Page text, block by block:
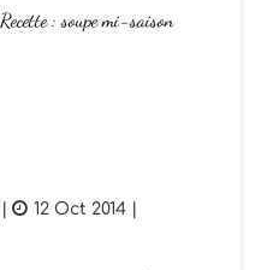
Recette : soupe mi-saison
| 12 Oct 2014